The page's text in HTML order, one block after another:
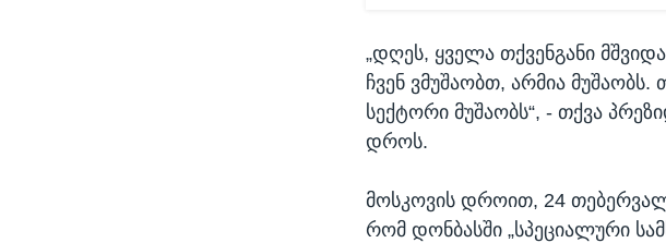
„დღეს, ყველა თქვენგანი
ჩვენ ვმუშაობთ, არმია
სექტორი მუშაობს“, - თქვა
დროს.
მოსკოვის დროით, 24
რომ დონბასში „სპეციალური